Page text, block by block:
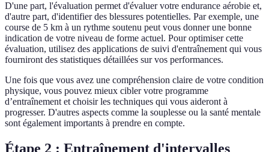
D'une part, l'évaluation permet d'évaluer votre endurance aérobie et,
d'autre part, d'identifier des blessures potentielles. Par exemple, une
course de 5 km à un rythme soutenu peut vous donner une bonne
indication de votre niveau de forme actuel. Pour optimiser cette
évaluation, utilisez des applications de suivi d'entraînement qui vous
fourniront des statistiques détaillées sur vos performances.
Une fois que vous avez une compréhension claire de votre condition
physique, vous pouvez mieux cibler votre programme
d’entraînement et choisir les techniques qui vous aideront à
progresser. D'autres aspects comme la souplesse ou la santé mentale
sont également importants à prendre en compte.
Étape 2 : Entraînement d'intervalles